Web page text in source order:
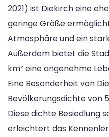
2021) ist Diekirch eine
geringe Größe
Atmosphäre und ein
Außerdem bietet die
km² eine angenehme
Eine Besonderheit von
Bevölkerungsdichte von
Diese dichte Besiedlung
erleichtert das